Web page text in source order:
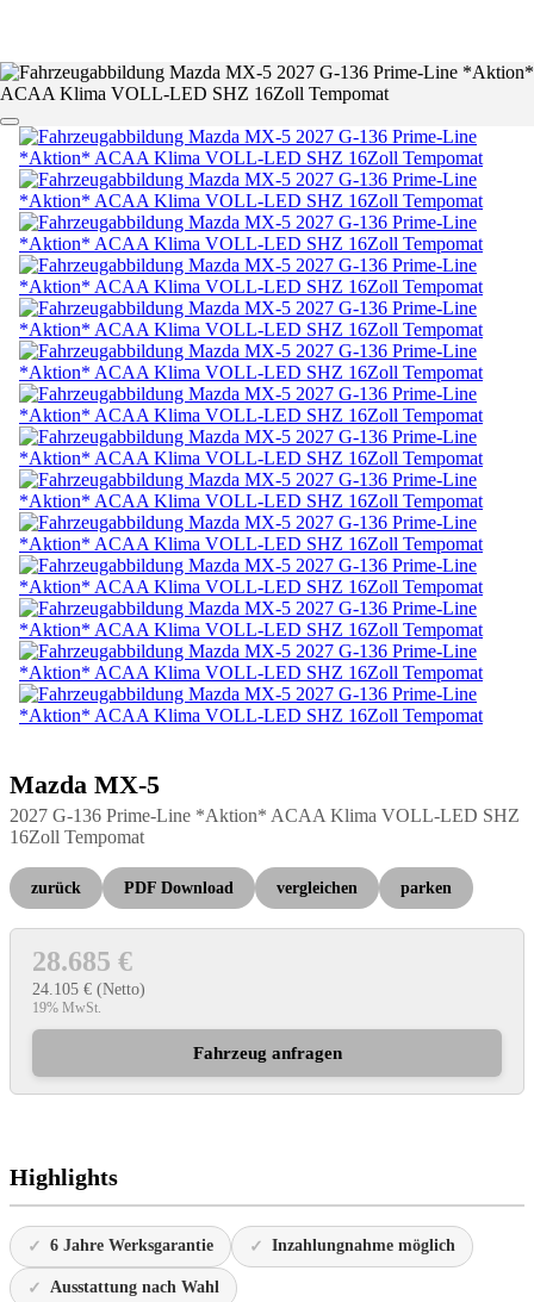
Mazda MX-5
2027 G-136 Prime-Line *Aktion* ACAA Klima VOLL-LED SHZ
16Zoll Tempomat
zurück PDF Download vergleichen parken
28.685 €
24.105 € (Netto)
19% MwSt.
Fahrzeug anfragen
Highlights
6 Jahre Werksgarantie Inzahlungnahme möglich
Ausstattung nach Wahl